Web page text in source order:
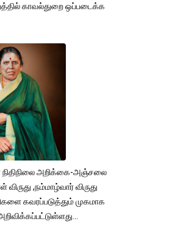
காவல்துறை ஒப்படைக்க
அறிக்கை-அஞ்சலை
விருது ,நம்மாழ்வார் விருது
கவரப்படுத்தும் முகமாக